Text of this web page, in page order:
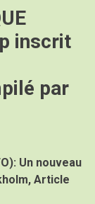
inscrit
par
Un nouveau
Article